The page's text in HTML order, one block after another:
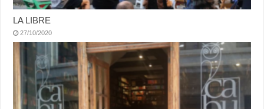
LA LIBRE
27/10/2020